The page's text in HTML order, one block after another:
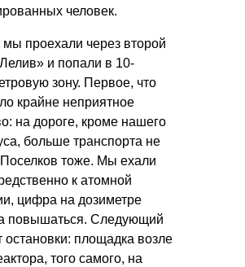
человек.
проехали через второй
и попали в 10-
зону. Первое, что
крайне неприятное
на дороге, кроме нашего
больше транспорта не
тоже. Мы ехали
к атомной
цифра на дозиметре
повышаться. Следующий
остановки: площадка возле
того самого, на